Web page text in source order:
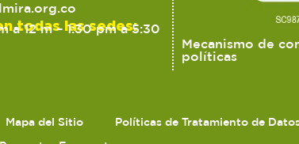
todas las sedes:
a 12 m – 1:30 pm a 5:30
Mecanismo de
políticas
Mapa del Sitio Políticas de Tratamiento de